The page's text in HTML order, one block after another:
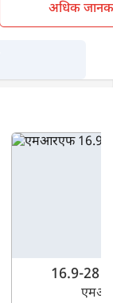
अधिक
16.9-28